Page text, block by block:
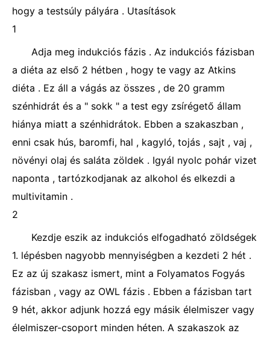
hogy a testsúly pályára . Utasítások
1
Adja meg indukciós fázis . Az indukciós fázisban
a diéta az első 2 hétben , hogy te vagy az Atkins
diéta . Ez áll a vágás az összes , de 20 gramm
szénhidrát és a " sokk " a test egy zsírégető állam
hiánya miatt a szénhidrátok. Ebben a szakaszban ,
enni csak hús, baromfi, hal , kagyló, tojás , sajt , vaj ,
növényi olaj és saláta zöldek . Igyál nyolc pohár vizet
naponta , tartózkodjanak az alkohol és elkezdi a
multivitamin .
2
Kezdje eszik az indukciós elfogadható zöldségek
1. lépésben nagyobb mennyiségben a kezdeti 2 hét .
Ez az új szakasz ismert, mint a Folyamatos Fogyás
fázisban , vagy az OWL fázis . Ebben a fázisban tart
9 hét, akkor adjunk hozzá egy másik élelmiszer vagy
élelmiszer-csoport minden héten. A szakaszok az